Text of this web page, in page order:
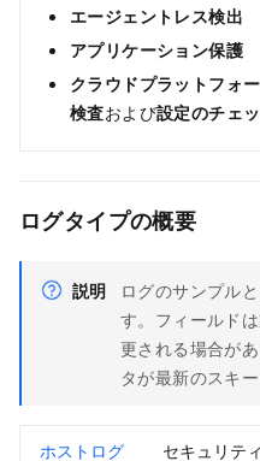
エージェントレス検出
アプリケーション保護
クラウドプラットフォ
検査および設定のチェ
ログタイプの概要
説明
ログのサンプル
す。フィールド
更される場合が
タが最新のスキ
ホストログ セキュリテ